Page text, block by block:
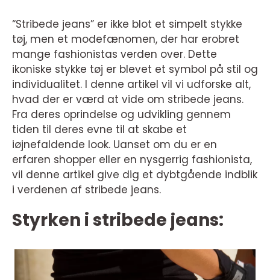
“Stribede jeans” er ikke blot et simpelt stykke
tøj, men et modefænomen, der har erobret
mange fashionistas verden over. Dette
ikoniske stykke tøj er blevet et symbol på stil og
individualitet. I denne artikel vil vi udforske alt,
hvad der er værd at vide om stribede jeans.
Fra deres oprindelse og udvikling gennem
tiden til deres evne til at skabe et
iøjnefaldende look. Uanset om du er en
erfaren shopper eller en nysgerrig fashionista,
vil denne artikel give dig et dybtgående indblik
i verdenen af stribede jeans.
Styrken i stribede jeans: